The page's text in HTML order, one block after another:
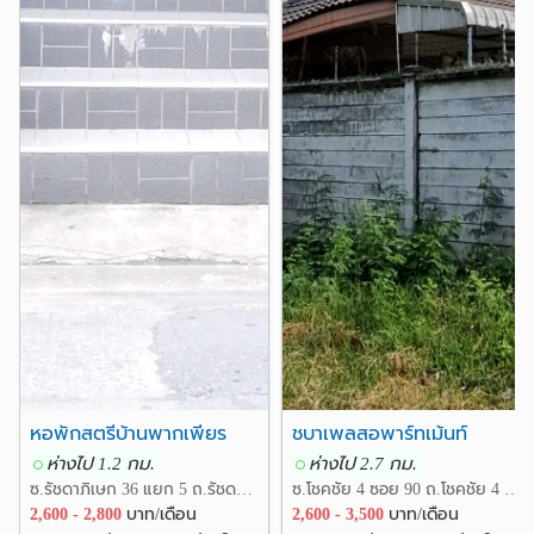
หอพักสตรีบ้านพากเพียร
ห่างไป 1.2 กม.
ซ.รัชดาภิเษก 36 แยก 5 ถ.รัชดาภิเษก แขวงจันทรเกษม เขตจตุจักร กรุงเทพ
2,600 - 2,800 บาท/เดือน
ชบาเพลสอพาร์ทเม้นท์
ห่างไป 2.7 กม.
ซ.โชคชัย 4 ซอย 90 ถ.โชคชัย 4 แขวงลาดพร้าว เขตลาดพร้าว กรุงเทพ
2,600 - 3,500 บาท/เดือน